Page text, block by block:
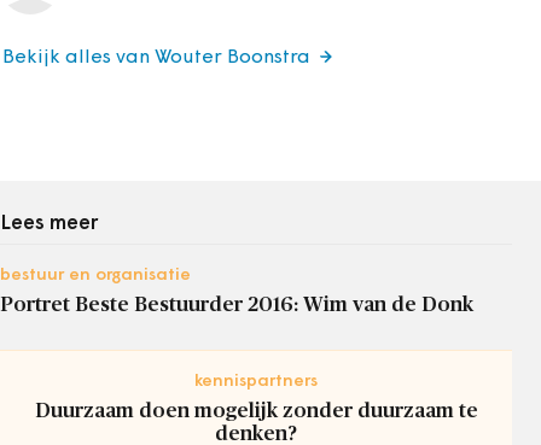
Bekijk alles van Wouter Boonstra
Lees meer
bestuur en organisatie
Portret Beste Bestuurder 2016: Wim van de Donk
kennispartners
Duurzaam doen mogelijk zonder duurzaam te
denken?